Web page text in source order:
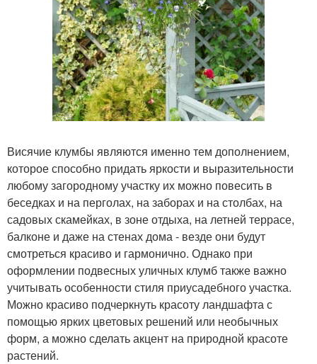
Висячие клумбы являются именно тем дополнением,
которое способно придать яркости и выразительности
любому загородному участку их можно повесить в
беседках и на перголах, на заборах и на столбах, на
садовых скамейках, в зоне отдыха, на летней террасе,
балконе и даже на стенах дома - везде они будут
смотреться красиво и гармонично. Однако при
оформлении подвесных уличных клумб также важно
учитывать особенности стиля приусадебного участка.
Можно красиво подчеркнуть красоту ландшафта с
помощью ярких цветовых решений или необычных
форм, а можно сделать акцент на природной красоте
растений.